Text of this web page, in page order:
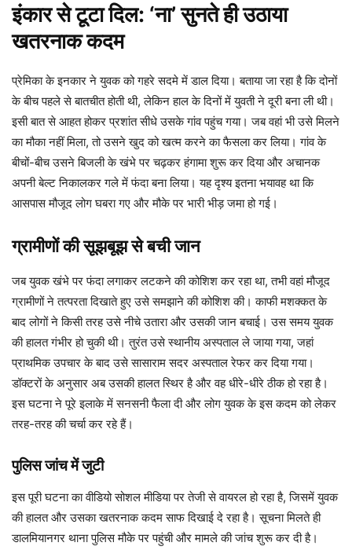
इंकार से टूटा दिल: ‘ना’ सुनते ही उठाया
खतरनाक कदम
प्रेमिका के इनकार ने युवक को गहरे सदमे में डाल दिया। बताया जा रहा है कि दोनों
के बीच पहले से बातचीत होती थी, लेकिन हाल के दिनों में युवती ने दूरी बना ली थी।
इसी बात से आहत होकर प्रशांत सीधे उसके गांव पहुंच गया। जब वहां भी उसे मिलने
का मौका नहीं मिला, तो उसने खुद को खत्म करने का फैसला कर लिया। गांव के
बीचों-बीच उसने बिजली के खंभे पर चढ़कर हंगामा शुरू कर दिया और अचानक
अपनी बेल्ट निकालकर गले में फंदा बना लिया। यह दृश्य इतना भयावह था कि
आसपास मौजूद लोग घबरा गए और मौके पर भारी भीड़ जमा हो गई।
ग्रामीणों की सूझबूझ से बची जान
जब युवक खंभे पर फंदा लगाकर लटकने की कोशिश कर रहा था, तभी वहां मौजूद
ग्रामीणों ने तत्परता दिखाते हुए उसे समझाने की कोशिश की। काफी मशक्कत के
बाद लोगों ने किसी तरह उसे नीचे उतारा और उसकी जान बचाई। उस समय युवक
की हालत गंभीर हो चुकी थी। तुरंत उसे स्थानीय अस्पताल ले जाया गया, जहां
प्राथमिक उपचार के बाद उसे सासाराम सदर अस्पताल रेफर कर दिया गया।
डॉक्टरों के अनुसार अब उसकी हालत स्थिर है और वह धीरे-धीरे ठीक हो रहा है।
इस घटना ने पूरे इलाके में सनसनी फैला दी और लोग युवक के इस कदम को लेकर
तरह-तरह की चर्चा कर रहे हैं।
पुलिस जांच में जुटी
इस पूरी घटना का वीडियो सोशल मीडिया पर तेजी से वायरल हो रहा है, जिसमें युवक
की हालत और उसका खतरनाक कदम साफ दिखाई दे रहा है। सूचना मिलते ही
डालमियानगर थाना पुलिस मौके पर पहुंची और मामले की जांच शुरू कर दी है।